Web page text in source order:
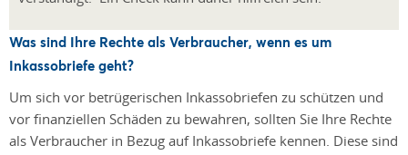
Was sind Ihre Rechte als Verbraucher, wenn es um
Inkassobriefe geht?
Um sich vor betrügerischen Inkassobriefen zu schützen und
vor finanziellen Schäden zu bewahren, sollten Sie Ihre Rechte
als Verbraucher in Bezug auf Inkassobriefe kennen. Diese sind